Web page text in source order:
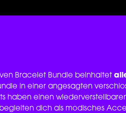
Bracelet Bundle beinhaltet
in einer angesagten
haben einen
dich als modisches